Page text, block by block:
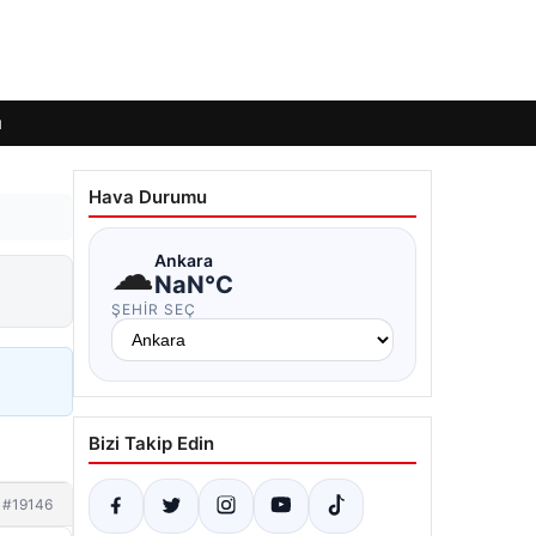
#19146
Hava Durumu
☁Ankara
NaN°C
ŞEHIR SEÇ
Bizi Takip Edin